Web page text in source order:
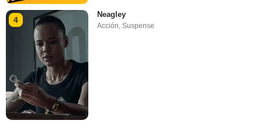
4
Neagley
Acción ,Suspense